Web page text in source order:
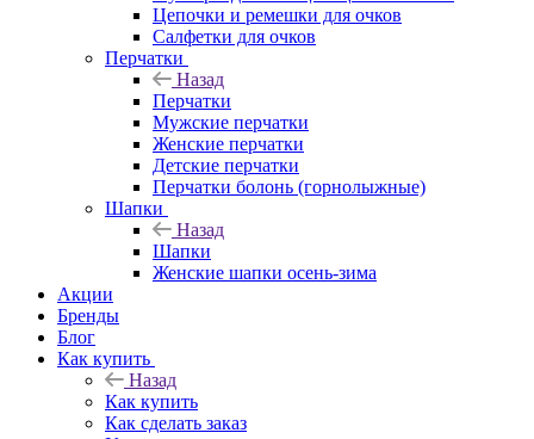
Цепочки и ремешки для очков
Салфетки для очков
Перчатки
Назад
Перчатки
Мужские перчатки
Женские перчатки
Детские перчатки
Перчатки болонь (горнолыжные)
Шапки
Назад
Шапки
Женские шапки осень-зима
Акции
Бренды
Блог
Как купить
Назад
Как купить
Как сделать заказ